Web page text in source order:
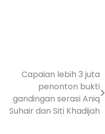
Capaian lebih 3 juta
penonton bukti
gandingan serasi Aniq
Suhair dan Siti Khadijah